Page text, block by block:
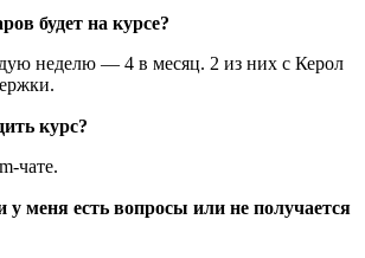
будет на курсе?
неделю — 4 в месяц. 2 из них с Керол
курс?
чате.
у меня есть вопросы или не получается